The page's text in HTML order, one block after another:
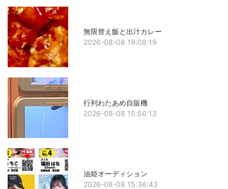
無限替え飯と出汁カレー
2026-08-08 19:08:19
行列わたあめ自販機
2026-08-08 15:56:13
油姫オーディション
2026-08-08 15:36:43